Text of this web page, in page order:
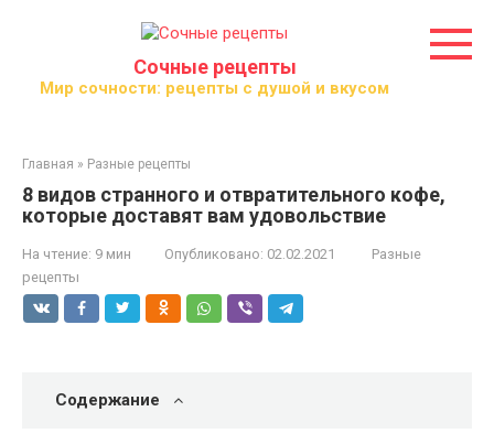
Сочные рецепты
Мир сочности: рецепты с душой и вкусом
Главная » Разные рецепты
8 видов странного и отвратительного кофе,
которые доставят вам удовольствие
На чтение: 9 мин Опубликовано: 02.02.2021
Разные
рецепты
Содержание